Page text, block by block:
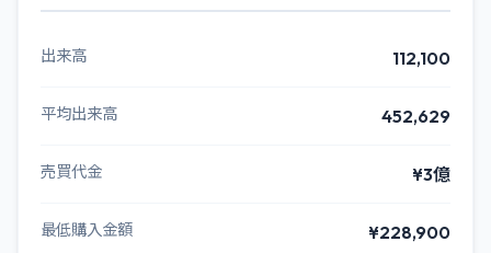
出来高 112,100
平均出来高 452,629
売買代金 ¥3億
最低購入金額 ¥228,900